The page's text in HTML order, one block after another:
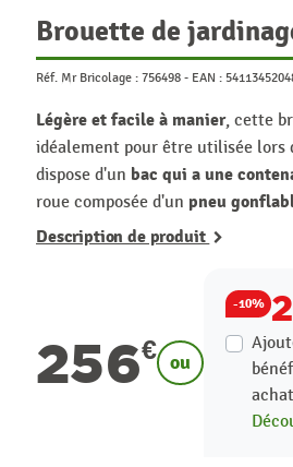
Brouette de
Réf. Mr Bricolage : 756498 - EAN :
Légère et facile à manier, cette
idéalement pour être utilisée lors
dispose d'un bac qui a une
roue composée d'un pneu
Description de produit
256€ ou
-10%